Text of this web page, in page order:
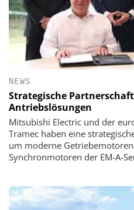
NEWS
Strategische
Antriebslösungen
Mitsubishi Electric und der
Tramec haben eine
um moderne
Synchronmotoren der EM-A-